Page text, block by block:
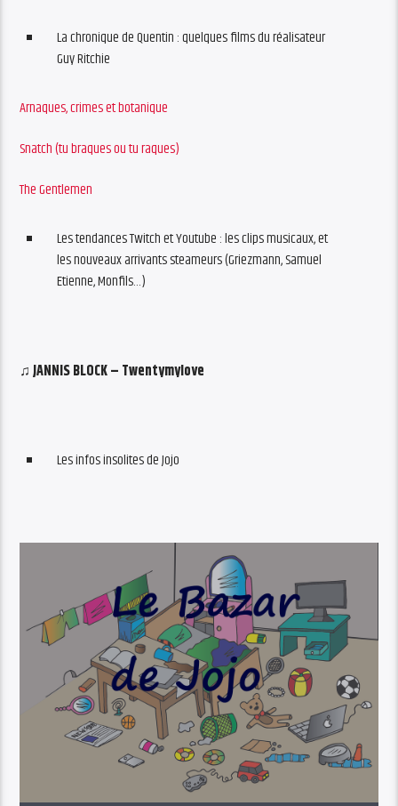
La chronique de Quentin : quelques films du réalisateur
Guy Ritchie
Arnaques, crimes et botanique
Snatch (tu braques ou tu raques)
The Gentlemen
Les tendances Twitch et Youtube : les clips musicaux, et
les nouveaux arrivants steameurs (Griezmann, Samuel
Etienne, Monfils…)
♫ JANNIS BLOCK – Twentymylove
Les infos insolites de Jojo